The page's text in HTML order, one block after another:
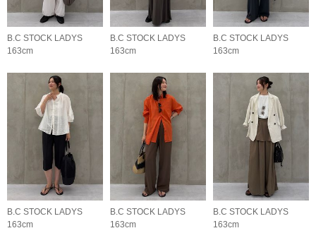
B.C STOCK LADYS
163cm
B.C STOCK LADYS
163cm
B.C STOCK LADYS
163cm
B.C STOCK LADYS
163cm
B.C STOCK LADYS
163cm
B.C STOCK LADYS
163cm